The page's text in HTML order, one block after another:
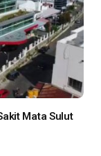
Mata Sulut